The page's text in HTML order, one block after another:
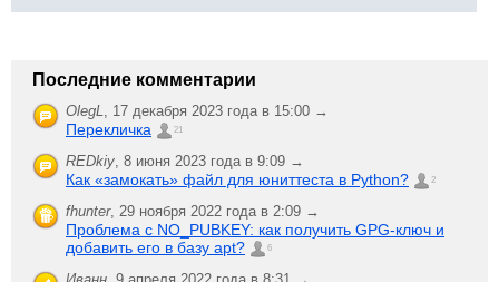
Последние комментарии
OlegL, 17 декабря 2023 года в 15:00 →
Перекличка 21
REDkiy, 8 июня 2023 года в 9:09 →
Как «замокать» файл для юниттеста в Python? 2
fhunter, 29 ноября 2022 года в 2:09 →
Проблема с NO_PUBKEY: как получить GPG-ключ и
добавить его в базу apt?
6